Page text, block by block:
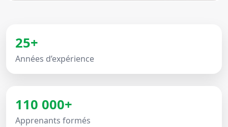
25+
Années d’expérience
110 000+
Apprenants formés